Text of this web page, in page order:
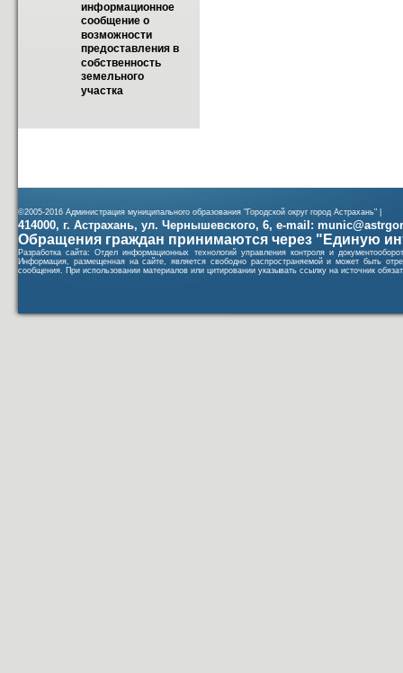
информационное
сообщение о
возможности
предоставления в
собственность
земельного
участка
©2005-2016 Администрация муниципального образования "Городской округ город Астрахань" |
414000, г. Астрахань, ул. Чернышевского, 6, e-mail:
Обращения граждан принимаются через "Единую
Разработка сайта: Отдел информационных технологий управления контроля и
Информация, размещенная на сайте, является свободно распространяемой и может быть
сообщения. При использовании материалов или цитировании указывать ссылку на источник